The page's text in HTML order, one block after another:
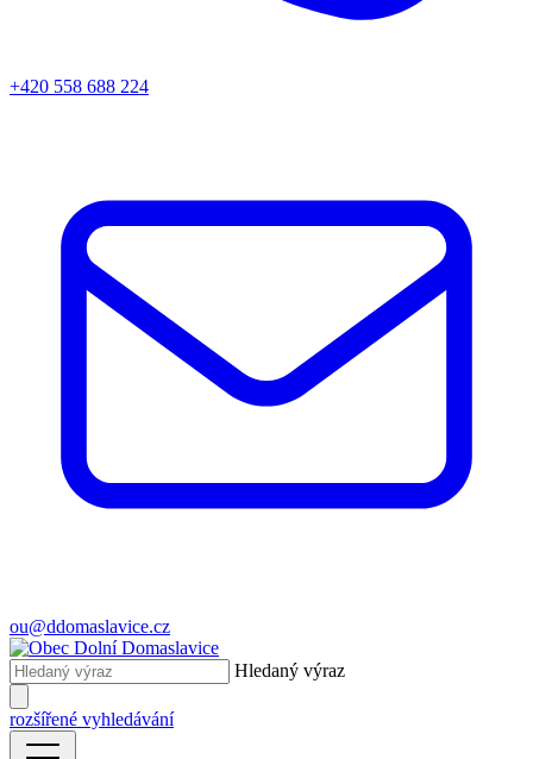
+420 558 688 224
ou@ddomaslavice.cz
Hledaný výraz
rozšířené vyhledávání